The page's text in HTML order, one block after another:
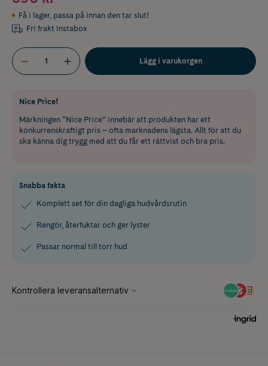
Få i lager, passa på innan den tar slut!
Fri frakt Instabox
Lägg i varukorgen
Nice Price!
Märkningen “Nice Price” innebär att produkten har ett
konkurrenskraftigt pris – ofta marknadens lägsta. Allt för att du
ska känna dig trygg med att du får ett rättvist och bra pris.
Snabba fakta
Komplett set för din dagliga hudvårdsrutin
Rengör, återfuktar och ger lyster
Passar normal till torr hud